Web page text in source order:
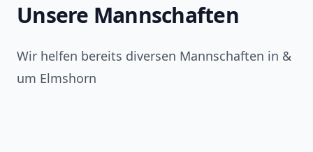
Unsere Mannschaften
Wir helfen bereits diversen Mannschaften in &
um Elmshorn